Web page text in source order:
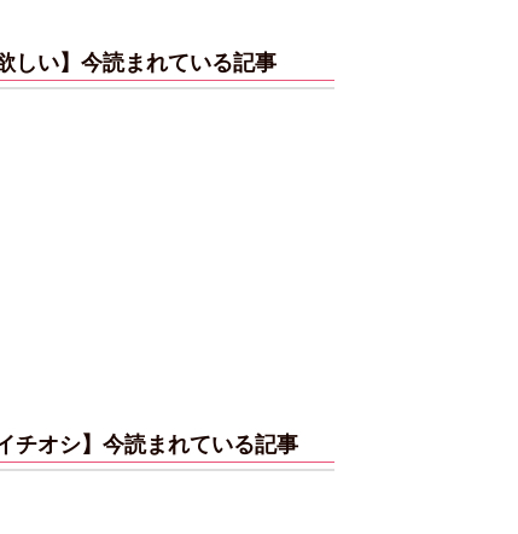
欲しい】今読まれている記事
イチオシ】今読まれている記事